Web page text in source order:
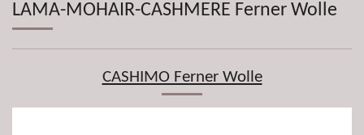
LAMA-MOHAIR-CASHMERE Ferner Wolle
CASHIMO Ferner Wolle